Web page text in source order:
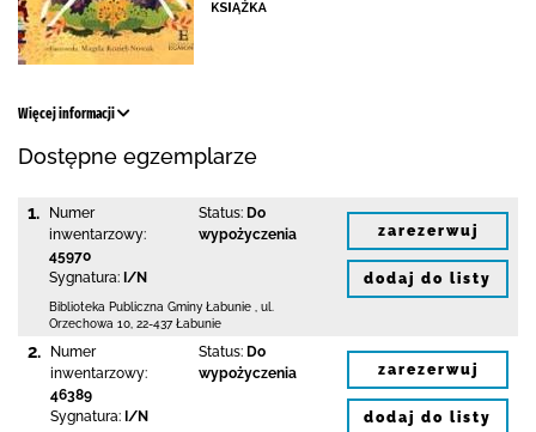
Więcej informacji
Dostępne egzemplarze
1.
Numer
inwentarzowy:
45970
Sygnatura: I/N
Status: Do
wypożyczenia
Biblioteka Publiczna Gminy Łabunie
ul.
Orzechowa 10 22-437 Łabunie
zarezerwuj
dodaj do listy
2.
Numer
inwentarzowy:
46389
Sygnatura: I/N
Status: Do
wypożyczenia
zarezerwuj
dodaj do listy